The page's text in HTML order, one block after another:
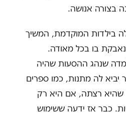
בצורה אנושה.
בילדות המוקדמת, המשיך
נאבקת בו בכל מאודה.
6, היא למדה שנהג ההסעות שהיה
לה מתנות, כמו ספרים
שהיא רצתה, אם היא רק
כבר אז ידעה ששימוש